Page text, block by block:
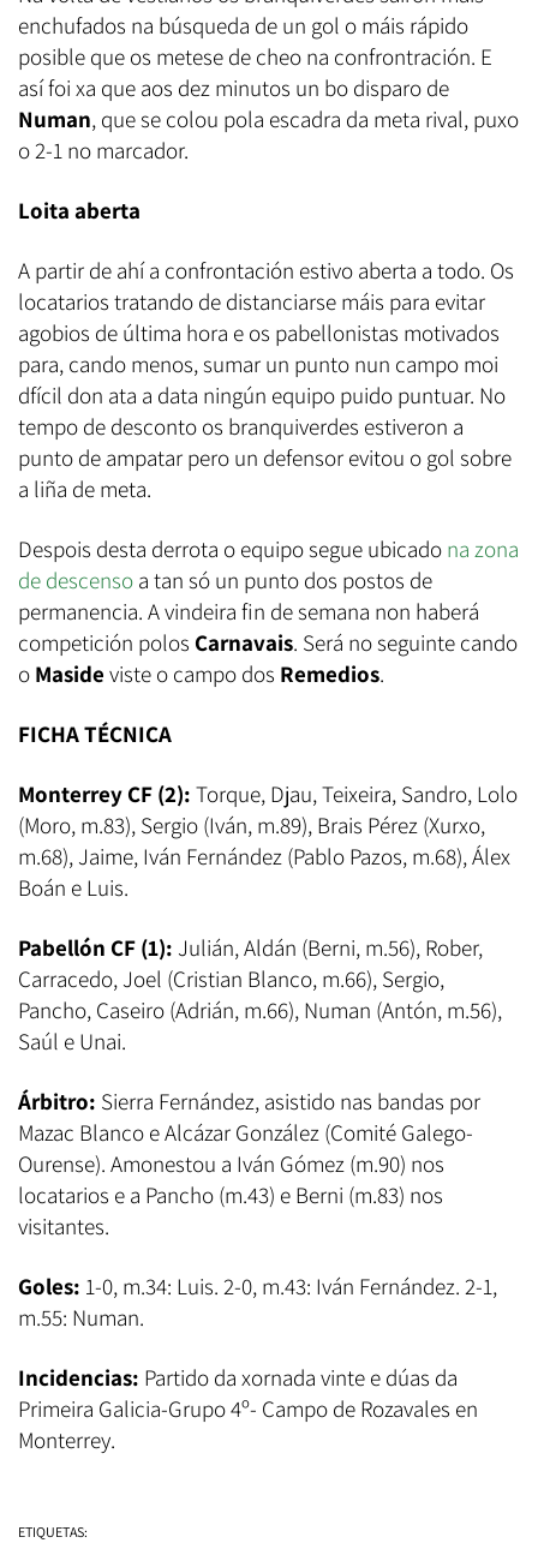
enchufados na búsqueda de un gol o máis rápido
posible que os metese de cheo na confrontración. E
así foi xa que aos dez minutos un bo disparo de
Numan, que se colou pola escadra da meta rival, puxo
o 2-1 no marcador.
Loita aberta
A partir de ahí a confrontación estivo aberta a todo. Os
locatarios tratando de distanciarse máis para evitar
agobios de última hora e os pabellonistas motivados
para, cando menos, sumar un punto nun campo moi
dfícil don ata a data ningún equipo puido puntuar. No
tempo de desconto os branquiverdes estiveron a
punto de ampatar pero un defensor evitou o gol sobre
a liña de meta.
Despois desta derrota o equipo segue ubicado na zona
de descenso a tan só un punto dos postos de
permanencia. A vindeira fin de semana non haberá
competición polos Carnavais. Será no seguinte cando
o Maside viste o campo dos Remedios.
FICHA TÉCNICA
Monterrey CF (2): Torque, Djau, Teixeira, Sandro, Lolo
(Moro, m.83), Sergio (Iván, m.89), Brais Pérez (Xurxo,
m.68), Jaime, Iván Fernández (Pablo Pazos, m.68), Álex
Boán e Luis.
Pabellón CF (1): Julián, Aldán (Berni, m.56), Rober,
Carracedo, Joel (Cristian Blanco, m.66), Sergio,
Pancho, Caseiro (Adrián, m.66), Numan (Antón, m.56),
Saúl e Unai.
Árbitro: Sierra Fernández, asistido nas bandas por
Mazac Blanco e Alcázar González (Comité Galego-
Ourense). Amonestou a Iván Gómez (m.90) nos
locatarios e a Pancho (m.43) e Berni (m.83) nos
visitantes.
Goles: 1-0, m.34: Luis. 2-0, m.43: Iván Fernández. 2-1,
m.55: Numan.
Incidencias: Partido da xornada vinte e dúas da
Primeira Galicia-Grupo 4º- Campo de Rozavales en
Monterrey.
ETIQUETAS: